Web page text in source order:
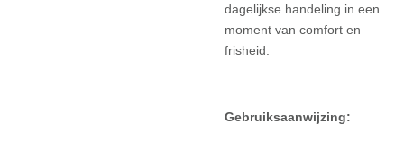
dagelijkse handeling in een
moment van comfort en
frisheid.
Gebruiksaanwijzing: